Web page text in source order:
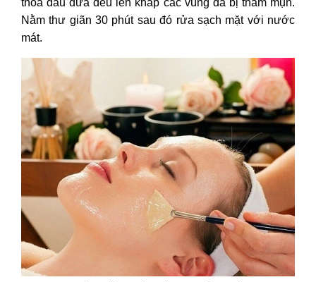
Nằm thư giãn 30 phút sau đó rửa sạch mặt với nước
mát.